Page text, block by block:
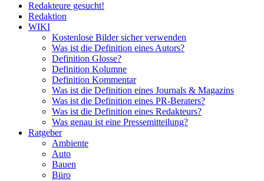
Redakteure gesucht!
Redaktion
WIKI
Kostenlose Bilder sicher verwenden
Was ist die Definition eines Autors?
Definition Glosse?
Definition Kolumne
Definition Kommentar
Was ist die Definition eines Journals & Magazins
Was ist die Definition eines PR-Beraters?
Was ist die Definition eines Redakteurs?
Was genau ist eine Pressemitteilung?
Ratgeber
Ambiente
Auto
Bauen
Büro